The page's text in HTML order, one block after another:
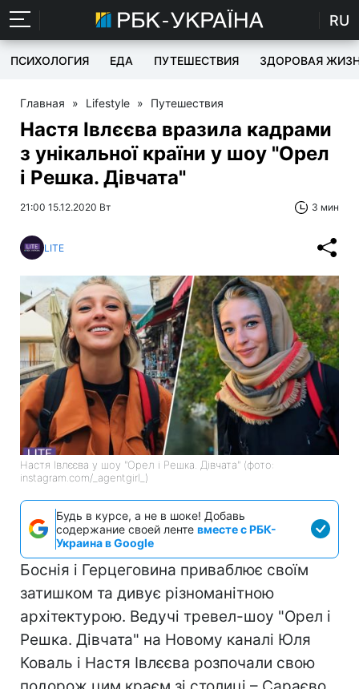
RU
ПСИХОЛОГИЯ ЕДА ПУТЕШЕСТВИЯ ЗДОРОВАЯ
Главная » Lifestyle » Путешествия
Настя Івлєєва вразила кадрами
з унікальної країни у шоу "Орел
і Решка. Дівчата"
21:00 15.12.2020 Вт 3 мин
LITE
Настя Івлєєва у шоу "Орел і Решка. Дівчата" (фото:
instagram.com/_agentgirl_)
Будь в курсе, а не в шоке! Добавь
содержание своей ленте вместе с РБК-
Украина в Google
Боснія і Герцеговина приваблює своїм
затишком та дивує різноманітною
архітектурою. Ведучі тревел-шоу "Орел і
Решка. Дівчата" на Новому каналі Юля
Коваль і Настя Івлєєва розпочали свою